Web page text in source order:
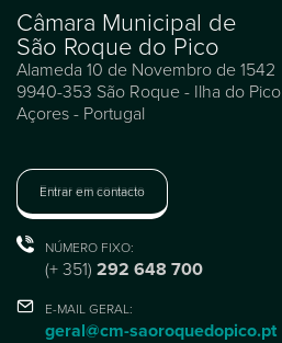
Câmara Municipal de
São Roque do Pico
Alameda 10 de Novembro de 1542
9940-353 São Roque - Ilha do Pico
Açores - Portugal
Entrar em contacto
NÚMERO FIXO:
(+ 351) 292 648 700
E-MAIL GERAL:
geral@cm-saoroquedopico.pt